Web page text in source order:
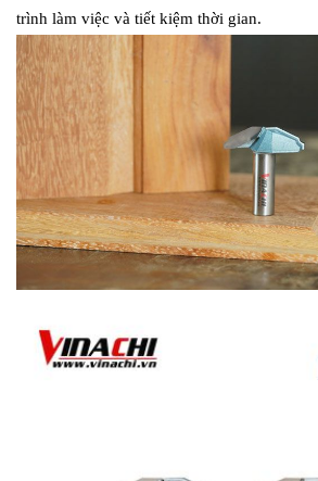
trình làm việc và tiết kiệm thời gian.